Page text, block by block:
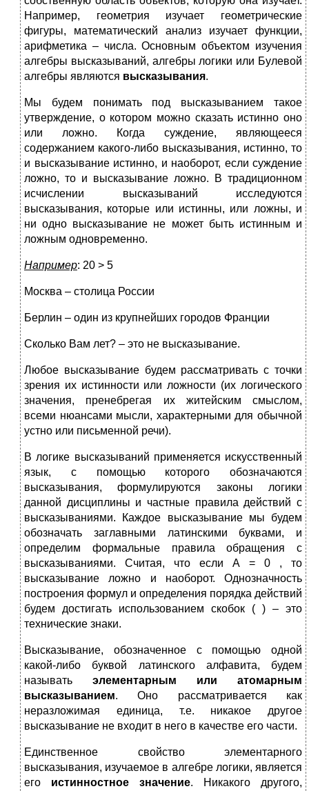
Например, геометрия изучает геометрические
фигуры, математический анализ изучает функции,
арифметика – числа. Основным объектом изучения
алгебры высказываний, алгебры логики или Булевой
алгебры являются высказывания.
Мы будем понимать под высказыванием такое
утверждение, о котором можно сказать истинно оно
или ложно. Когда суждение, являющееся
содержанием какого-либо высказывания, истинно, то
и высказывание истинно, и наоборот, если суждение
ложно, то и высказывание ложно. В традиционном
исчислении высказываний исследуются
высказывания, которые или истинны, или ложны, и
ни одно высказывание не может быть истинным и
ложным одновременно.
Например: 20 > 5
Москва – столица России
Берлин – один из крупнейших городов Франции
Сколько Вам лет? – это не высказывание.
Любое высказывание будем рассматривать с точки
зрения их истинности или ложности (их логического
значения, пренебрегая их житейским смыслом,
всеми нюансами мысли, характерными для обычной
устно или письменной речи).
В логике высказываний применяется искусственный
язык, с помощью которого обозначаются
высказывания, формулируются законы логики
данной дисциплины и частные правила действий с
высказываниями. Каждое высказывание мы будем
обозначать заглавными латинскими буквами, и
определим формальные правила обращения с
высказываниями. Считая, что если А = 0 , то
высказывание ложно и наоборот. Однозначность
построения формул и определения порядка действий
будем достигать использованием скобок ( ) – это
технические знаки.
Высказывание, обозначенное с помощью одной
какой-либо буквой латинского алфавита, будем
называть элементарным или атомарным
высказыванием. Оно рассматривается как
неразложимая единица, т.е. никакое другое
высказывание не входит в него в качестве его части.
Единственное свойство элементарного
высказывания, изучаемое в алгебре логики, является
его истинностное значение. Никакого другого,